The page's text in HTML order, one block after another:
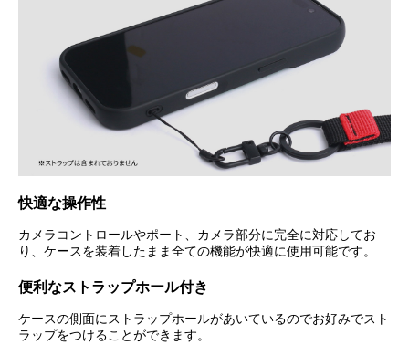
快適な操作性
カメラコントロールやポート、カメラ部分に完全に対応してお
り、ケースを装着したまま全ての機能が快適に使用可能です。
便利なストラップホール付き
ケースの側面にストラップホールがあいているのでお好みでスト
ラップをつけることができます。